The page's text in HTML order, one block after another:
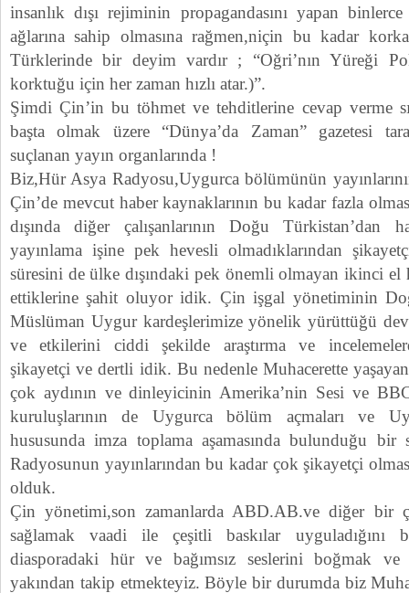
insanlık dışı rejiminin propagandasını yapan
ağlarına sahip olmasına rağmen,niçin bu kadar
Türklerinde bir deyim vardır ; “Oğri’nın Yüreği
korktuğu için her zaman hızlı atar.)”.
Şimdi Çin’in bu töhmet ve tehditlerine cevap verme
başta olmak üzere “Dünya’da Zaman” gazetesi
suçlanan yayın organlarında !
Biz,Hür Asya Radyosu,Uygurca bölümünün
Çin’de mevcut haber kaynaklarının bu kadar fazla
dışında diğer çalışanlarının Doğu Türkistan’dan
yayınlama işine pek hevesli olmadıklarından
süresini de ülke dışındaki pek önemli olmayan ikinci el
ettiklerine şahit oluyor idik. Çin işgal yönetiminin
Müslüman Uygur kardeşlerimize yönelik yürüttüğü
ve etkilerini ciddi şekilde araştırma ve
şikayetçi ve dertli idik. Bu nedenle Muhacerette
çok aydının ve dinleyicinin Amerika’nin Sesi ve
kuruluşlarının de Uygurca bölüm açmaları ve
hususunda imza toplama aşamasında bulunduğu bir
Radyosunun yayınlarından bu kadar çok şikayetçi
olduk.
Çin yönetimi,son zamanlarda ABD.AB.ve diğer bir
sağlamak vaadi ile çeşitli baskılar uyguladığını
diasporadaki hür ve bağımsız seslerini boğmak
yakından takip etmekteyiz. Böyle bir durumda biz